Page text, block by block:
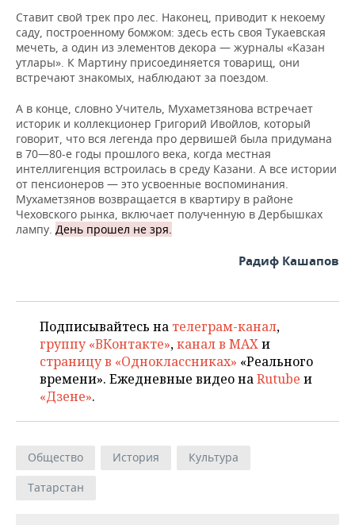
Ставит свой трек про лес. Наконец, приводит к некоему
саду, построенному бомжом: здесь есть своя Тукаевская
мечеть, а один из элементов декора — журналы «Казан
утлары». К Мартину присоединяется товарищ, они
встречают знакомых, наблюдают за поездом.
А в конце, словно Учитель, Мухаметзянова встречает
историк и коллекционер Григорий Ивойлов, который
говорит, что вся легенда про дервишей была придумана
в 70—80-е годы прошлого века, когда местная
интеллигенция встроилась в среду Казани. А все истории
от пенсионеров — это усвоенные воспоминания.
Мухаметзянов возвращается в квартиру в районе
Чеховского рынка, включает полученную в Дербышках
лампу. День прошел не зря.
Радиф Кашапов
Подписывайтесь на телеграм-канал,
группу «ВКонтакте»,канал в MAXи
страницу в «Одноклассниках» «Реального
времени». Ежедневные видео наRutube и
«Дзене».
Общество История
Культура
Татарстан